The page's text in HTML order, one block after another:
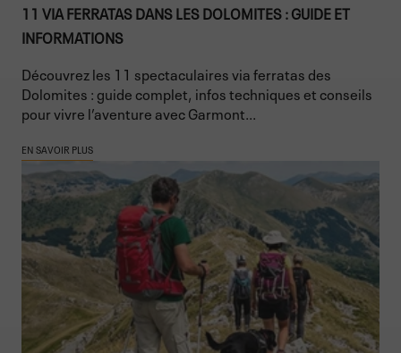
11 VIA FERRATAS DANS LES DOLOMITES : GUIDE ET
INFORMATIONS
Découvrez les 11 spectaculaires via ferratas des
Dolomites : guide complet, infos techniques et conseils
pour vivre l’aventure avec Garmont...
EN SAVOIR PLUS